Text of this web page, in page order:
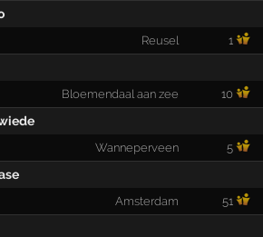
Reusel 1
Bloemendaal aan zee 10
Wanneperveen 5
Amsterdam 51